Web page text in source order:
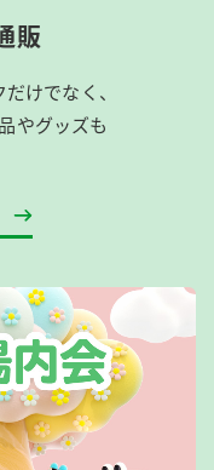
販
けでなく、
やグッズも